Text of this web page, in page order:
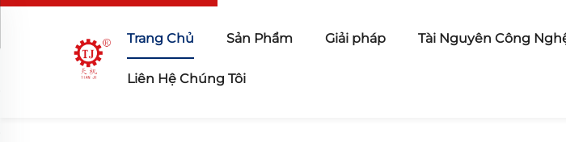
Trang Chủ Sản Phẩm Giải pháp Tài Nguyên Công
Liên Hệ Chúng Tôi